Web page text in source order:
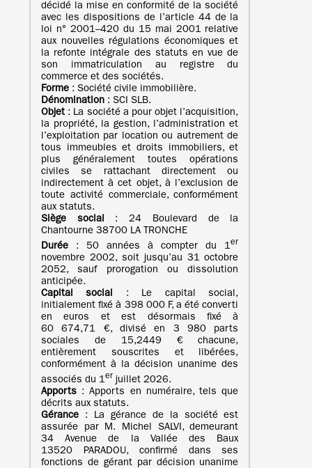
décidé la mise en conformité de la société
avec les dispositions de l’article 44 de la
loi n° 2001–420 du 15 mai 2001 relative
aux nouvelles régulations économiques et
la refonte intégrale des statuts en vue de
son immatriculation au registre du
commerce et des sociétés.
Forme : Société civile immobilière.
Dénomination : SCI SLB.
Objet: La société a pour objet l’acquisition,
la propriété, la gestion, l’administration et
l’exploitation par location ou autrement de
tous immeubles et droits immobiliers, et
plus généralement toutes opérations
civiles se rattachant directement ou
indirectement à cet objet, à l’exclusion de
toute activité commerciale, conformément
aux statuts.
Siège social : 24 Boulevard de la
Chantourne 38700 LA TRONCHE
Durée : 50 années à compter du 1er
novembre 2002, soit jusqu’au 31 octobre
2052, sauf prorogation ou dissolution
anticipée.
Capital social : Le capital social,
initialement fixé à 398 000 F, a été converti
en euros et est désormais fixé à
60 674,71 €, divisé en 3 980 parts
sociales de 15,2449 € chacune,
entièrement souscrites et libérées,
conformément à la décision unanime des
associés du 1er
juillet 2026.
Apports : Apports en numéraire, tels que
décrits aux statuts.
Gérance : La gérance de la société est
assurée par M. Michel SALVI, demeurant
34 Avenue de la Vallée des Baux
13520 PARADOU, confirmé dans ses
fonctions de gérant par décision unanime